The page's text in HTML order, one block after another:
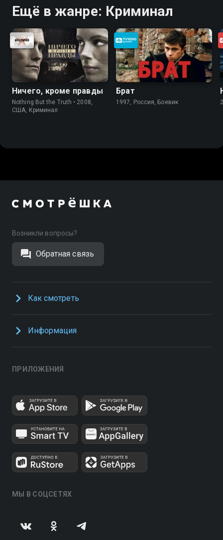
Ещё в жанре: Криминал
Ничего, кроме правды
Nothing But the Truth • 2008,
США, Криминал
Брат
1997, Россия, Боевик
Возникли вопросы?
Обратная связь
Как смотреть
Информация
ПРИЛОЖЕНИЯ
МЫ В СОЦСЕТЯХ